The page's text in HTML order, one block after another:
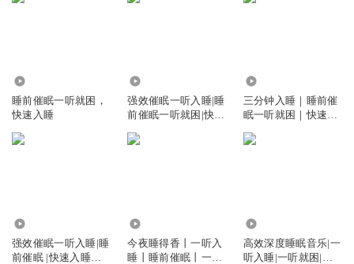
睡前催眠一听就困，
快速入睡
强效催眠一听入睡|睡
前催眠一听就困|快速
三分钟入睡｜睡前催
眠一听就困｜快速入
强效催眠一听入睡|睡
前催眠 |快速入睡一
今夜睡得香丨一听入
睡丨睡前催眠丨一听
高效深度睡眠音乐|一
听入睡|一听就困|快